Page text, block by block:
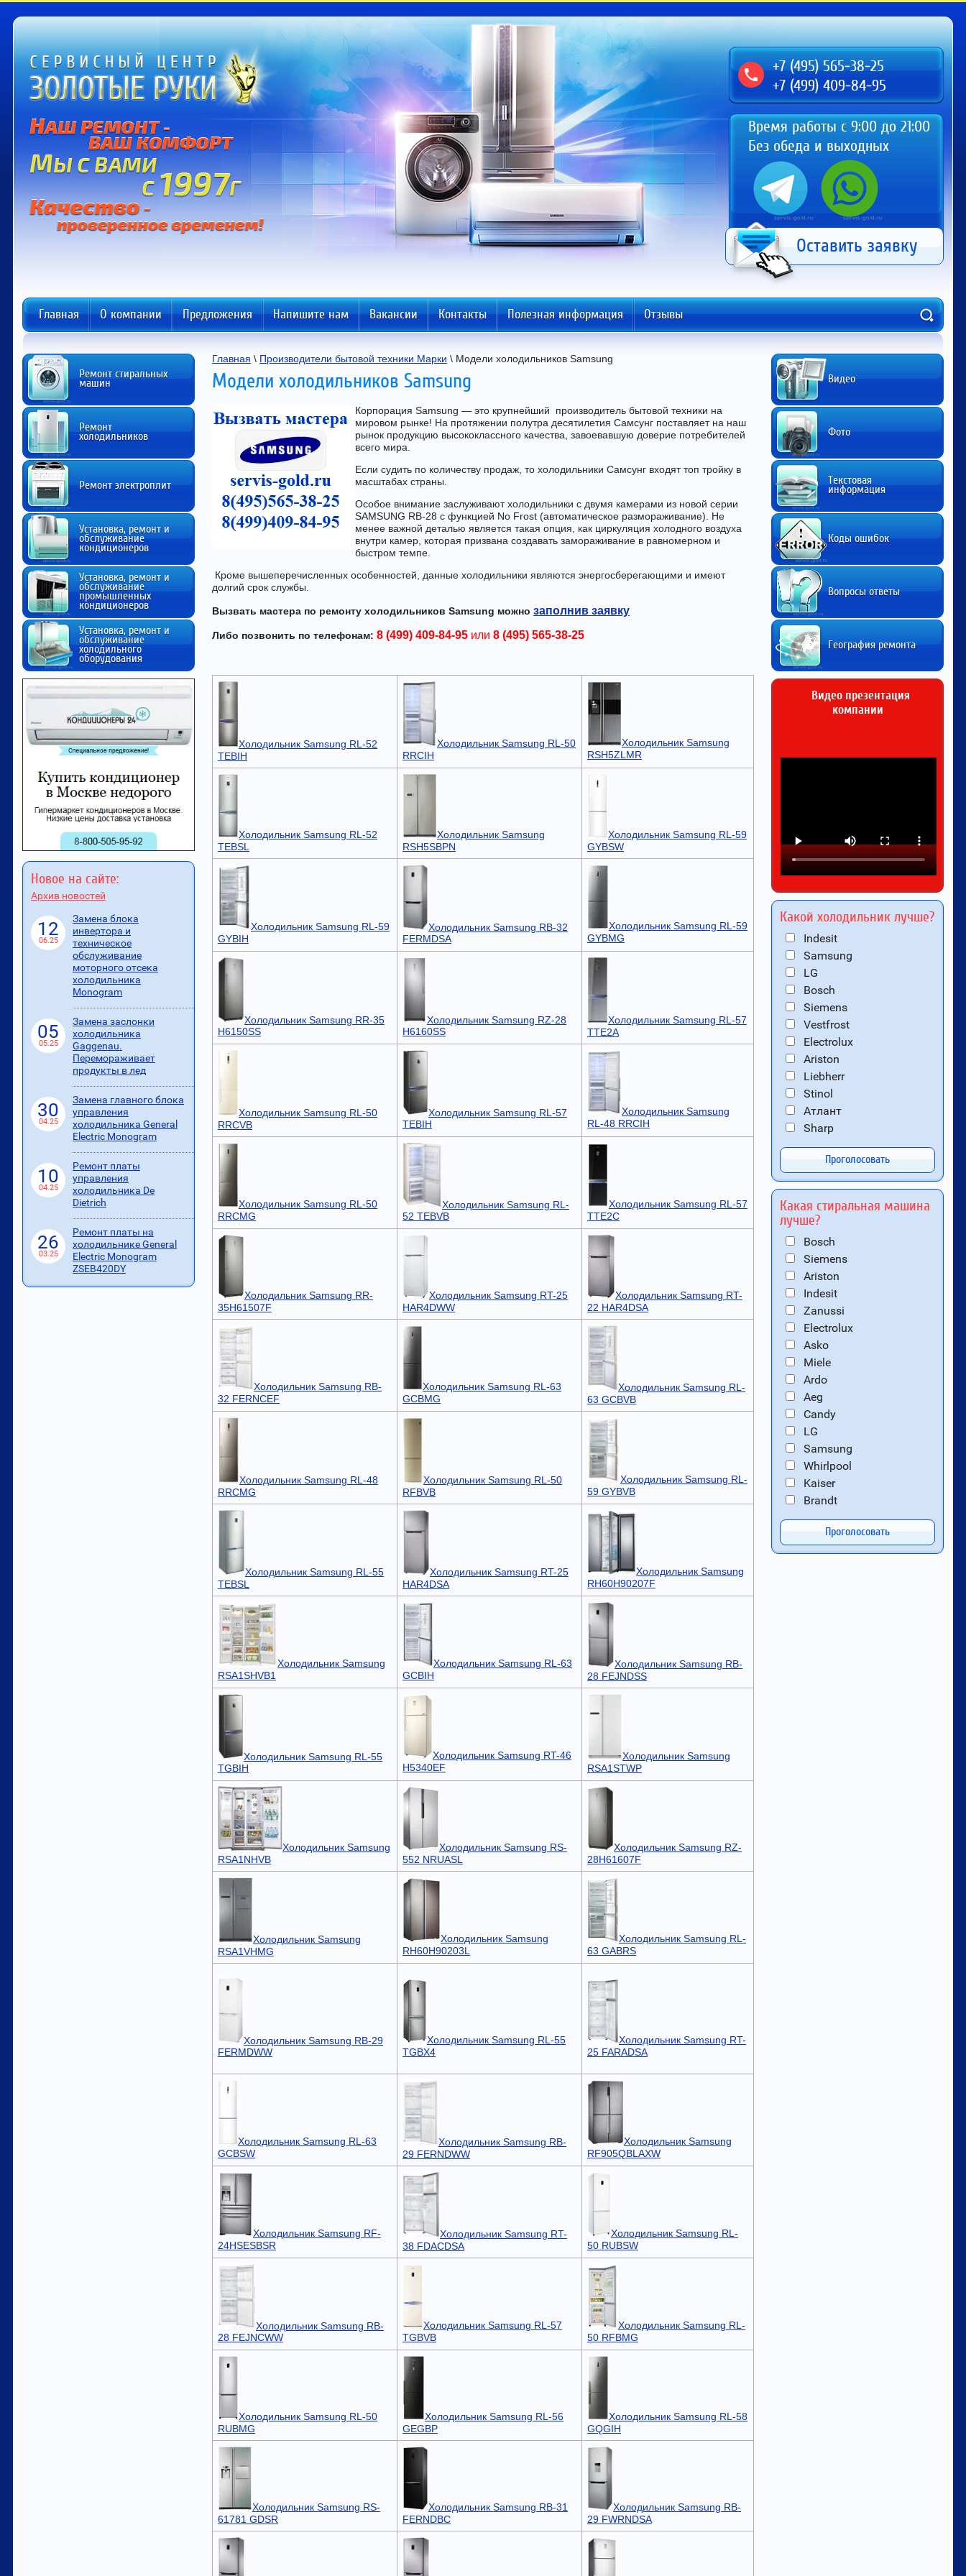
+7 (495) 565-38-25
+7 (499) 409-84-95
Время работы с 9:00 до 21:00
Без обеда и выходных
Оставить заявку
Главная О компании Предложения Напишите нам Вакансии Контакты Полезная информация Отзывы
Главная \ Производители бытовой техники Марки \ Модели холодильников Samsung
Модели холодильников Samsung
Корпорация Samsung — это крупнейший производитель бытовой техники на
мировом рынке! На протяжении полутра десятилетия Самсунг поставляет на наш
рынок продукцию высококлассного качества, завоевавшую доверие потребителей
всего мира.
Если судить по количеству продаж, то холодильники Самсунг входят топ тройку в
масштабах страны.
Особое внимание заслуживают холодильники с двумя камерами из новой серии
SAMSUNG RB-28 с функцией No Frost (автоматическое размораживание). Не
менее важной деталью является такая опция, как циркуляция холодного воздуха
внутри камер, которая призвана создавать замораживание в равномерном и
быстром темпе.
Кроме вышеперечисленных особенностей, данные холодильники являются энергосберегающими и имеют
долгий срок службы.
Вызвать мастера по ремонту холодильников Samsung можно заполнив заявку
Либо позвонить по телефонам: 8 (499) 409-84-95 или 8 (495) 565-38-25
Холодильник Samsung RL-52
TEBIH
Холодильник Samsung RL-50
RRCIH
Холодильник Samsung
RSH5ZLMR
Холодильник Samsung RL-52
TEBSL
Холодильник Samsung
RSH5SBPN
Холодильник Samsung RL-59
GYBSW
Холодильник Samsung RL-59
GYBIH
Холодильник Samsung RB-32
FERMDSA
Холодильник Samsung RL-59
GYBMG
Холодильник Samsung RR-35
H6150SS
Холодильник Samsung RZ-28
H6160SS
Холодильник Samsung RL-57
TTE2A
Холодильник Samsung RL-50
RRCVB
Холодильник Samsung RL-57
TEBIH
Холодильник Samsung
RL-48 RRCIH
Холодильник Samsung RL-50
RRCMG
Холодильник Samsung RL-
52 TEBVB
Холодильник Samsung RL-57
TTE2C
Холодильник Samsung RR-
35H61507F
Холодильник Samsung RT-25
HAR4DWW
Холодильник Samsung RT-
22 HAR4DSA
Холодильник Samsung RB-
32 FERNCEF
Холодильник Samsung RL-63
GCBMG
Холодильник Samsung RL-
63 GCBVB
Холодильник Samsung RL-48
RRCMG
Холодильник Samsung RL-50
RFBVB
Холодильник Samsung RL-
59 GYBVB
Холодильник Samsung RL-55
TEBSL
Холодильник Samsung RT-25
HAR4DSA
Холодильник Samsung
RH60H90207F
Холодильник Samsung
RSA1SHVB1
Холодильник Samsung RL-63
GCBIH
Холодильник Samsung RB-
28 FEJNDSS
Холодильник Samsung RL-55
TGBIH
Холодильник Samsung RT-46
H5340EF
Холодильник Samsung
RSA1STWP
Холодильник Samsung
RSA1NHVB
Холодильник Samsung RS-
552 NRUASL
Холодильник Samsung RZ-
28H61607F
Холодильник Samsung
RSA1VHMG
Холодильник Samsung
RH60H90203L
Холодильник Samsung RL-
63 GABRS
Холодильник Samsung RB-29
FERMDWW
Холодильник Samsung RL-55
TGBX4
Холодильник Samsung RT-
25 FARADSA
Холодильник Samsung RL-63
GCBSW
Холодильник Samsung RB-
29 FERNDWW
Холодильник Samsung
RF905QBLAXW
Холодильник Samsung RF-
24HSESBSR
Холодильник Samsung RT-
38 FDACDSA
Холодильник Samsung RL-
50 RUBSW
Холодильник Samsung RB-
28 FEJNCWW
Холодильник Samsung RL-57
TGBVB
Холодильник Samsung RL-
50 RFBMG
Холодильник Samsung RL-50
RUBMG
Холодильник Samsung RL-56
GEGBP
Холодильник Samsung RL-58
GQGIH
Холодильник Samsung RS-
61781 GDSR
Холодильник Samsung RB-31
FERNDBC
Холодильник Samsung RB-
29 FWRNDSA
Ремонт стиральных
машин
Ремонт
холодильников
Ремонт электроплит
Установка, ремонт и
обслуживание
кондиционеров
Установка, ремонт и
обслуживание
промышленных
кондиционеров
Установка, ремонт и
обслуживание
холодильного
оборудования
Новое на сайте:
Архив новостей
12
06.25
Замена блока
инвертора и
техническое
обслуживание
моторного отсека
холодильника
Monogram
05
05.25
Замена заслонки
холодильника
Gaggenau.
Перемораживает
продукты в лед
30
04.25
Замена главного блока
управления
холодильника General
Electric Monogram
10
04.25
Ремонт платы
управления
холодильника De
Dietrich
26
03.25
Ремонт платы на
холодильнике General
Electric Monogram
ZSEB420DY
Видео
Фото
Текстовая
информация
Коды ошибок
Вопросы ответы
География ремонта
Видео презентация
компании
Какой холодильник лучше?
Indesit
Samsung
LG
Bosch
Siemens
Vestfrost
Electrolux
Ariston
Liebherr
Stinol
Атлант
Sharp
Проголосовать
Какая стиральная машина
лучше?
Bosch
Siemens
Ariston
Indesit
Zanussi
Electrolux
Asko
Miele
Ardo
Aeg
Candy
LG
Samsung
Whirlpool
Kaiser
Brandt
Проголосовать